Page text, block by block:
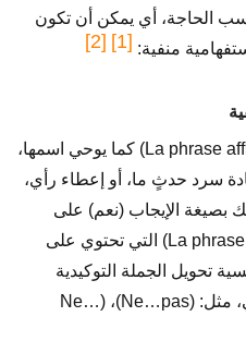
الحاجة، أي يمكن أن تكون
منفية: [1]
[2]
تسمح الجملة التوكيدية (La phrase affirmative) كما يوحي اسمها،
سرد حدثٍ ما، أو إعطاء رأي،
بصيغة الإيجاب (نعم) على
عكس الجملة المنفية (La phrase négative) التي تحتوي على
تحويل الجملة التوكيدية
لجملة نفي باستخدام أدوات النفي، مثل: (Ne…pas)، (Ne…